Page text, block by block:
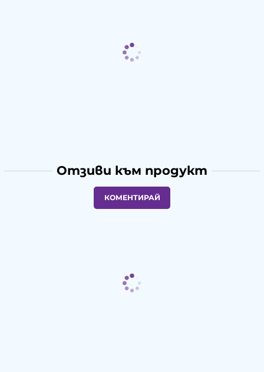
Отзиви към продукт
КОМЕНТИРАЙ